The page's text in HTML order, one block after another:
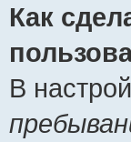
Как
В